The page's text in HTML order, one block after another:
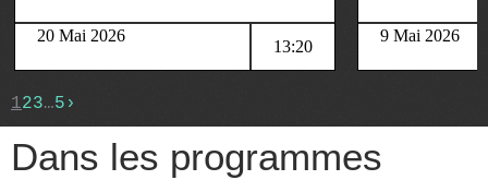
20 Mai 2026
13:20
9 Mai 2026
123…5 ›
Dans les programmes